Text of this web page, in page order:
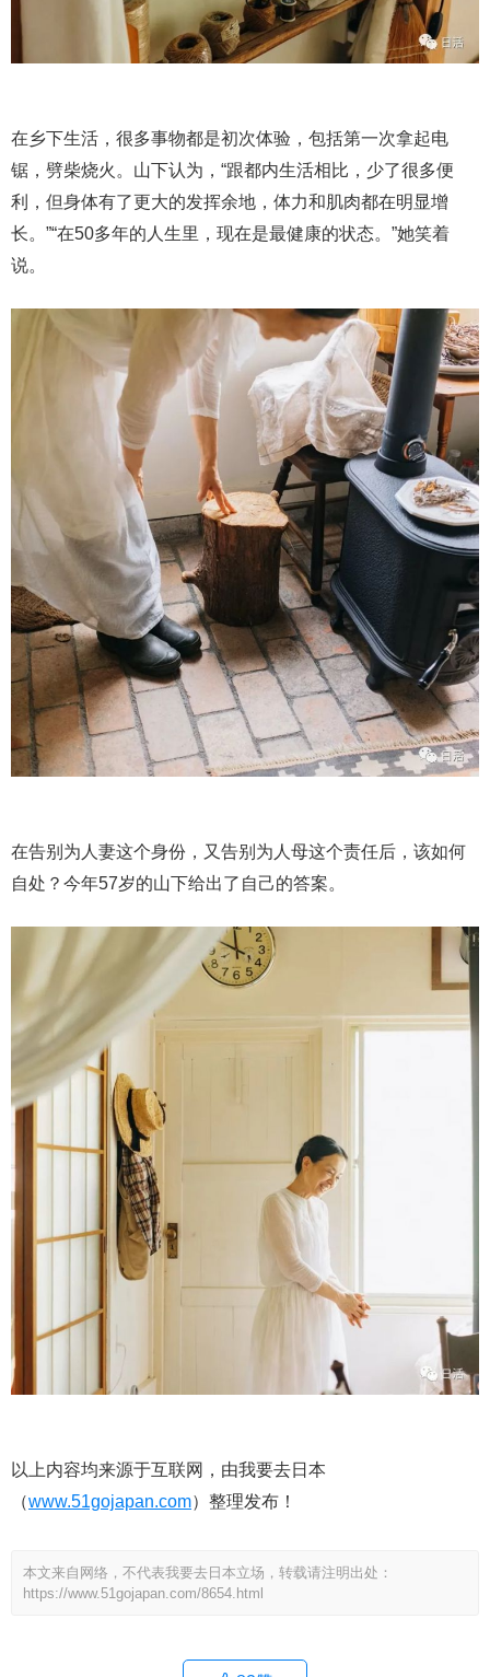
在乡下生活，很多事物都是初次体验，包括第一次拿起电
锯，劈柴烧火。山下认为，“跟都内生活相比，少了很多便
利，但身体有了更大的发挥余地，体力和肌肉都在明显增
长。”“在50多年的人生里，现在是最健康的状态。”她笑着
说。
在告别为人妻这个身份，又告别为人母这个责任后，该如何
自处？今年57岁的山下给出了自己的答案。
以上内容均来源于互联网，由我要去日本
（www.51gojapan.com）整理发布！
本文来自网络，不代表我要去日本立场，转载请注明出处：
https://www.51gojapan.com/8654.html